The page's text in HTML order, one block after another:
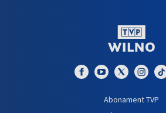
Abonament TVP